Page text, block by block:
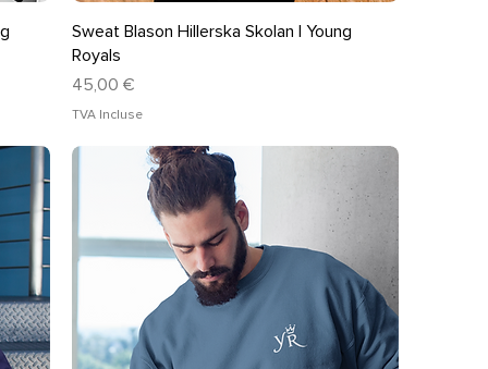
Aperçu rapide
Sweat Blason Hillerska Skolan | Young
Royals
Prix
45,00 €
TVA Incluse